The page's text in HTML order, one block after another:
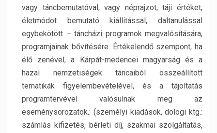
vagy táncbemutatóval, vagy néprajzot, táji értéket,
életmódot bemutató kiállítással, daltanulással
egybekötött – táncházi programok megvalósítására,
programjainak bővítésére. Értékelendő szempont, ha
élő zenével, a Kárpát-medencei magyarság és a
hazai nemzetiségek táncaiból összeállított
tematikák figyelembevételével, és a tájoltatás
programtervével valósulnak meg az
eseménysorozatok,: (személyi kiadások, dologi ktg.:
számlás kifizetés, bérleti díj, szakmai szolgáltatás,